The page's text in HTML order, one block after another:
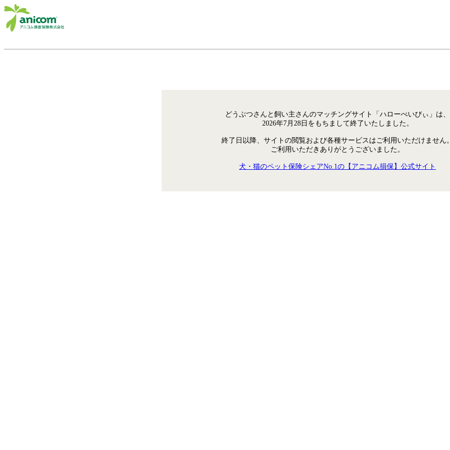
どうぶつさんと飼い主さんのマッチングサイト「ハローべいびぃ」は、
2026年7月28日をもちまして終了いたしました。
終了日以降、サイトの閲覧および各種サービスはご利用いただけません
ご利用いただきありがとうございました。
犬・猫のペット保険シェアNo.1の【アニコム損保】公式サイト